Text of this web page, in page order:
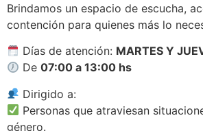
Brindamos un espacio de escucha,
contención para quienes más lo
Días de atención: MARTES Y
De07:00 a 13:00 hs
Dirigido a:
Personas que atraviesan
género.